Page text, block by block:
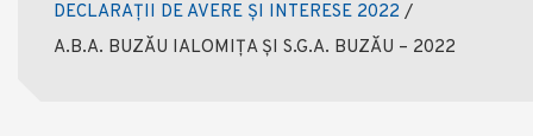
DECLARAȚII DE AVERE ȘI INTERESE 2022 /
A.B.A. BUZĂU IALOMIȚA ȘI S.G.A. BUZĂU – 2022